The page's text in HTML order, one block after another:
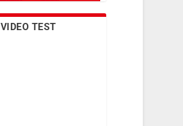
VIDEO TEST